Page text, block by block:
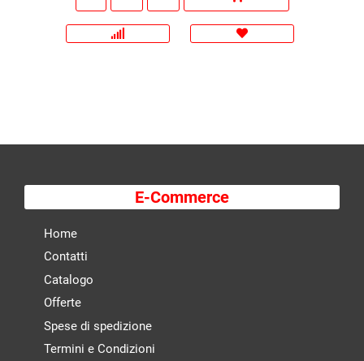
E-Commerce
Home
Contatti
Catalogo
Offerte
Spese di spedizione
Termini e Condizioni